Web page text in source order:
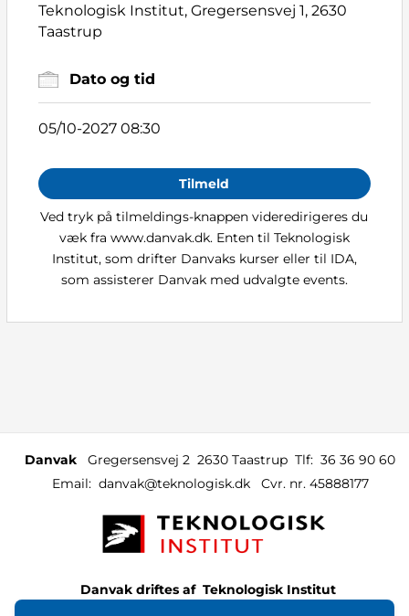
Teknologisk Institut, Gregersensvej 1, 2630
Taastrup
Dato og tid
05/10-2027 08:30
Tilmeld
Ved tryk på tilmeldings-knappen videredirigeres du
væk fra www.danvak.dk. Enten til Teknologisk
Institut, som drifter Danvaks kurser eller til IDA,
som assisterer Danvak med udvalgte events.
Danvak Gregersensvej 2 2630 Taastrup Tlf: 36 36 90 60
Email: danvak@teknologisk.dk Cvr. nr. 45888177
Danvak driftes af Teknologisk Institut